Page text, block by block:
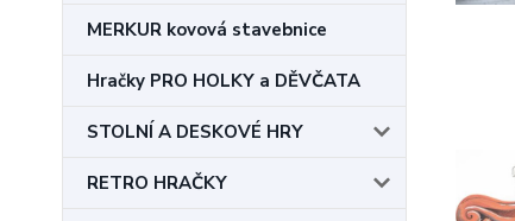
MERKUR kovová stavebnice
Hračky PRO HOLKY a DĚVČATA
STOLNÍ A DESKOVÉ HRY
RETRO HRAČKY